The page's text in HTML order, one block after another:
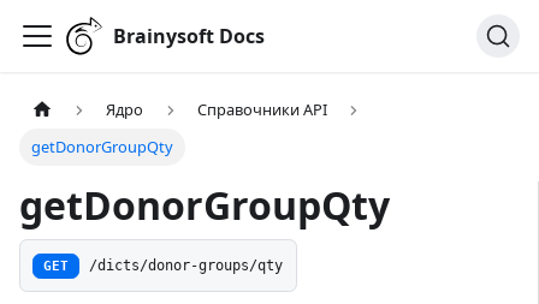
Brainysoft Docs
Ядро
Справочники API
getDonorGroupQty
getDonorGroupQty
GET /dicts/donor-groups/qty